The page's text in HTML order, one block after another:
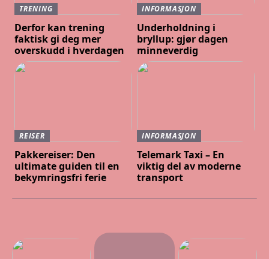
TRENING
Derfor kan trening
faktisk gi deg mer
overskudd i hverdagen
INFORMASJON
Underholdning i
bryllup: gjør dagen
minneverdig
REISER
Pakkereiser: Den
ultimate guiden til en
bekymringsfri ferie
INFORMASJON
Telemark Taxi – En
viktig del av moderne
transport